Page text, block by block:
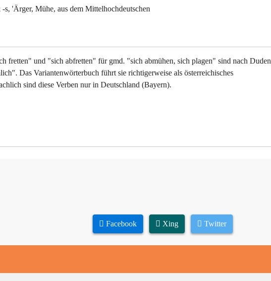
s, 'Ärger, Mühe, aus dem Mittelhochdeutschen
fretten" und "sich abfretten" für gmd. "sich abmühen, sich plagen" sind nach Duden
Das Variantenwörterbuch führt sie richtigerweise als österreichisches
sind diese Verben nur in Deutschland (Bayern).
Facebook Xing Twitter